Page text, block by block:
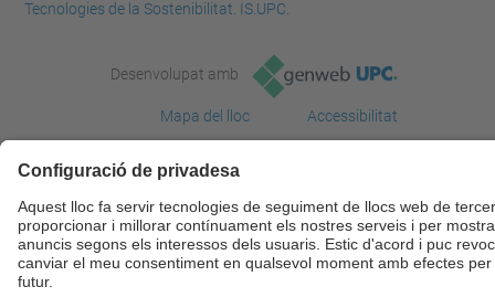
Tecnologies de la Sostenibilitat. IS.UPC.
Desenvolupat amb
Mapa del lloc
Accessibilitat